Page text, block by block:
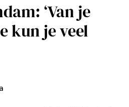
‘Van je
kun je veel